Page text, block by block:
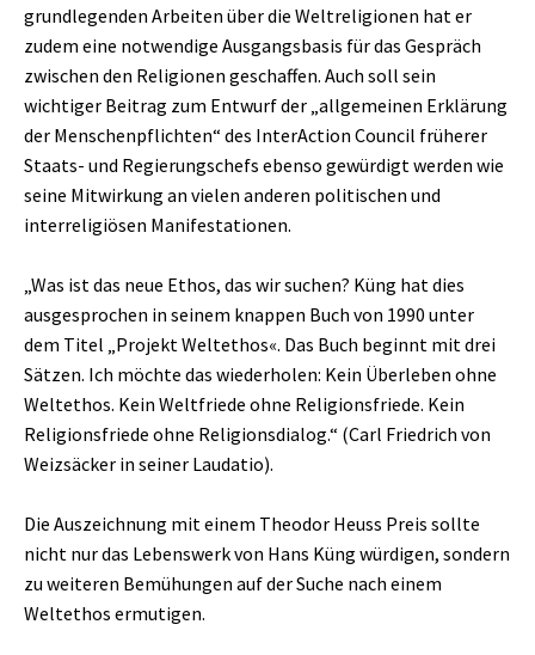
grundlegenden Arbeiten über die Weltreligionen hat er
zudem eine notwendige Ausgangsbasis für das Gespräch
zwischen den Religionen geschaffen. Auch soll sein
wichtiger Beitrag zum Entwurf der „allgemeinen Erklärung
der Menschenpflichten“ des InterAction Council früherer
Staats- und Regierungschefs ebenso gewürdigt werden wie
seine Mitwirkung an vielen anderen politischen und
interreligiösen Manifestationen.
„Was ist das neue Ethos, das wir suchen? Küng hat dies
ausgesprochen in seinem knappen Buch von 1990 unter
dem Titel „Projekt Weltethos«. Das Buch beginnt mit drei
Sätzen. Ich möchte das wiederholen: Kein Überleben ohne
Weltethos. Kein Weltfriede ohne Religionsfriede. Kein
Religionsfriede ohne Religionsdialog.“ (Carl Friedrich von
Weizsäcker in seiner Laudatio).
Die Auszeichnung mit einem Theodor Heuss Preis sollte
nicht nur das Lebenswerk von Hans Küng würdigen, sondern
zu weiteren Bemühungen auf der Suche nach einem
Weltethos ermutigen.